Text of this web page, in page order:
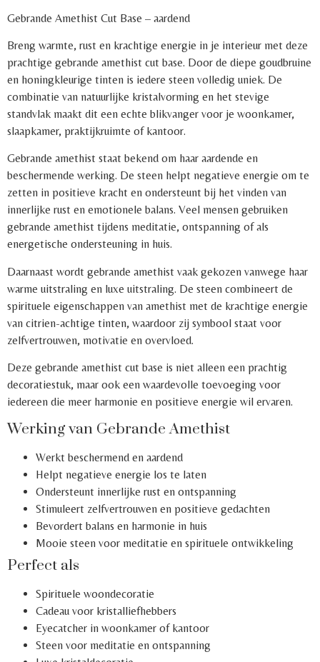
Gebrande Amethist Cut Base – aardend
Breng warmte, rust en krachtige energie in je interieur met deze
prachtige gebrande amethist cut base. Door de diepe goudbruine
en honingkleurige tinten is iedere steen volledig uniek. De
combinatie van natuurlijke kristalvorming en het stevige
standvlak maakt dit een echte blikvanger voor je woonkamer,
slaapkamer, praktijkruimte of kantoor.
Gebrande amethist staat bekend om haar aardende en
beschermende werking. De steen helpt negatieve energie om te
zetten in positieve kracht en ondersteunt bij het vinden van
innerlijke rust en emotionele balans. Veel mensen gebruiken
gebrande amethist tijdens meditatie, ontspanning of als
energetische ondersteuning in huis.
Daarnaast wordt gebrande amethist vaak gekozen vanwege haar
warme uitstraling en luxe uitstraling. De steen combineert de
spirituele eigenschappen van amethist met de krachtige energie
van citrien-achtige tinten, waardoor zij symbool staat voor
zelfvertrouwen, motivatie en overvloed.
Deze gebrande amethist cut base is niet alleen een prachtig
decoratiestuk, maar ook een waardevolle toevoeging voor
iedereen die meer harmonie en positieve energie wil ervaren.
Werking van Gebrande Amethist
Werkt beschermend en aardend
Helpt negatieve energie los te laten
Ondersteunt innerlijke rust en ontspanning
Stimuleert zelfvertrouwen en positieve gedachten
Bevordert balans en harmonie in huis
Mooie steen voor meditatie en spirituele ontwikkeling
Perfect als
Spirituele woondecoratie
Cadeau voor kristalliefhebbers
Eyecatcher in woonkamer of kantoor
Steen voor meditatie en ontspanning